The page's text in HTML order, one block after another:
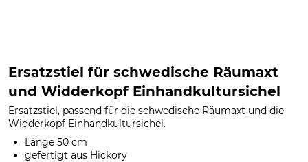
Ersatzstiel für schwedische Räumaxt
und Widderkopf Einhandkultursichel
Ersatzstiel, passend für die schwedische Räumaxt und die
Widderkopf Einhandkultursichel.
Länge 50 cm
gefertigt aus Hickory